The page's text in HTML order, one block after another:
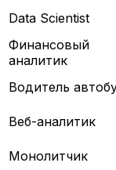
Data Scientist
Финансовый
аналитик
Водитель
Веб-аналитик
Монолитчик